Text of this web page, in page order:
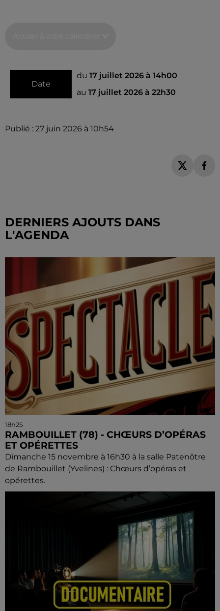
Date
du 17 juillet 2026 à 14h00
au 17 juillet 2026 à 22h30
Publié : 27 juin 2026 à 10h54
DERNIERS AJOUTS DANS
L'AGENDA
18h25
RAMBOUILLET (78) - CHŒURS D’OPÉRAS
ET OPÉRETTES
Dimanche 15 novembre à 16h30 à la salle Patenôtre
de Rambouillet (Yvelines) : Chœurs d’opéras et
opérettes.